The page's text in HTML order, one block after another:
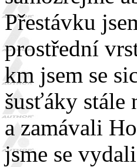
Přestávku
prostřední
km jsem se
šusťáky stále
a zamávali
jsme se